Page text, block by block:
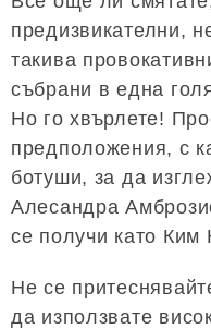
предизвикателни,
такива
събрани в една
Но го хвърлете!
предположения, с
ботуши, за да
Алесандра
се получи като Ким
Не се
да използвате